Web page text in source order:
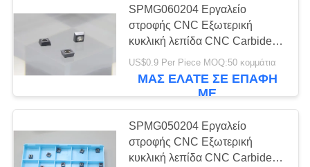
ΕΙΔΉΣΕΙΣ
ΖΗΤΉΣΤΕ
ΜΙΑ
ΠΡΟΣΦΟΡΆ
SITEMAP
CNC που
αυλακώνει τα ένθετα
30
SPMG060204 Εργαλείο
στροφής CNC Εξωτερική
κυκλική λεπίδα CNC Carbide
Στροφή Εισάγει U τρυπάνι
Εισάγει SPMG06
US$0.9 Per Piece MOQ:50 κομμάτια
ΜΑΣ ΕΛΆΤΕ ΣΕ ΕΠΑΦΉ
ΜΕ
SPMG050204 Εργαλείο
στροφής CNC Εξωτερική
κυκλική λεπίδα CNC Carbide